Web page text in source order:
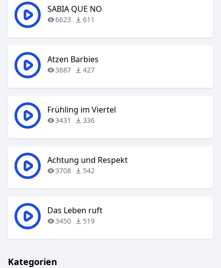
SABIA QUE NO
6623 611
Atzen Barbies
3887 427
Frühling im Viertel
3431 336
Achtung und Respekt
3708 542
Das Leben ruft
3450 519
Kategorien